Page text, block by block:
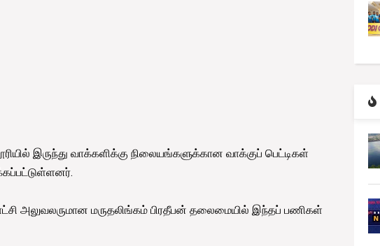
இருந்து வாக்களிக்கு நிலையங்களுக்கான வாக்குப் பெட்டிகள்
அலுவலருமான மருதலிங்கம் பிரதீபன் தலைமையில் இந்தப் பணிகள்